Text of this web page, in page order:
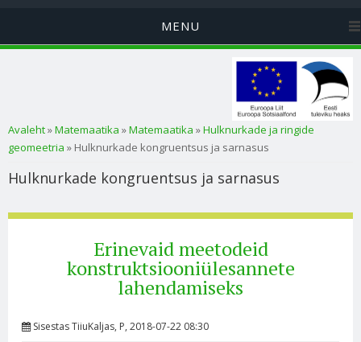
MENU
Sa oled siin
Avaleht»Matemaatika »Matemaatika »Hulknurkade ja ringide
geomeetria » Hulknurkade kongruentsus ja sarnasus
Hulknurkade kongruentsus ja sarnasus
Erinevaid meetodeid
konstruktsiooniülesannete
lahendamiseks
SisestasTiiuKaljas, P, 2018-07-22 08:30